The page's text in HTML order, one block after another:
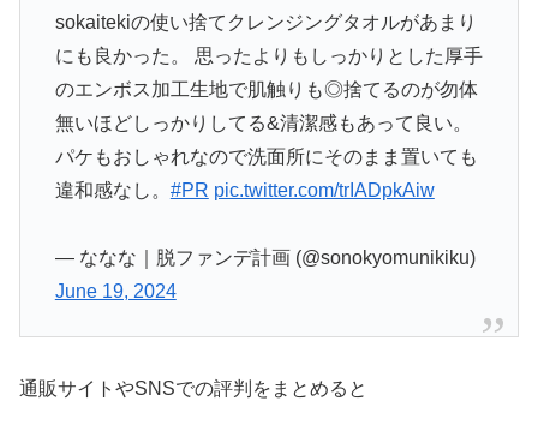
sokaitekiの使い捨てクレンジングタオルがあまり
にも良かった。 思ったよりもしっかりとした厚手
のエンボス加工生地で肌触りも◎捨てるのが勿体
無いほどしっかりしてる&清潔感もあって良い。
パケもおしゃれなので洗面所にそのまま置いても
違和感なし。 #PR pic.twitter.com/trIADpkAiw
— ななな｜脱ファンデ計画 (@sonokyomunikiku)
June 19, 2024
通販サイトやSNSでの評判をまとめると